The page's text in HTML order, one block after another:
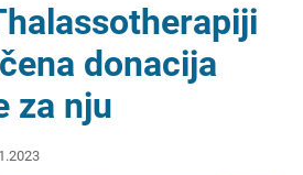
donacija
za nju